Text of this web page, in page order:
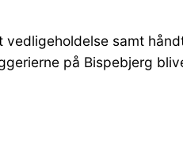
samt
på Bispebjerg